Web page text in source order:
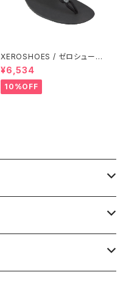
XEROSHOES / ゼロシュー
ズ ジェネシス
¥6,534
10%OFF